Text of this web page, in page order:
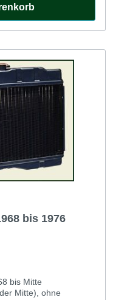
bis 1976
bis Mitte
Mitte), ohne